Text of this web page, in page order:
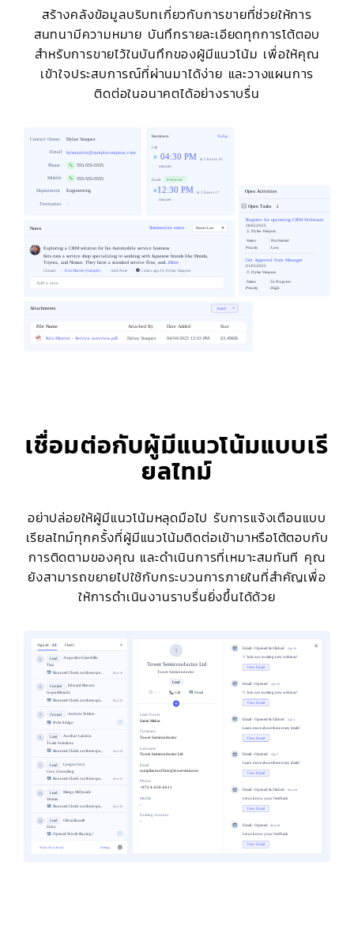
สร้างคลังข้อมูลบริบทเกี่ยวกับการขายที่ช่วยให้การ
สนทนามีความหมาย บันทึกรายละเอียดทุกการโต้ตอบ
สำหรับการขายไว้ในบันทึกของผู้มีแนวโน้ม เพื่อให้คุณ
เข้าใจประสบการณ์ที่ผ่านมาได้ง่าย และวางแผนการ
ติดต่อในอนาคตได้อย่างราบรื่น
เชื่อมต่อกับผู้มีแนวโน้มแบบเรี
ยลไทม์
อย่าปล่อยให้ผู้มีแนวโน้มหลุดมือไป รับการแจ้งเตือนแบบ
เรียลไทม์ทุกครั้งที่ผู้มีแนวโน้มติดต่อเข้ามาหรือโต้ตอบกับ
การติดตามของคุณ และดำเนินการที่เหมาะสมทันที คุณ
ยังสามารถขยายไปใช้กับกระบวนการภายในที่สำคัญเพื่อ
ให้การดำเนินงานราบรื่นยิ่งขึ้นได้ด้วย